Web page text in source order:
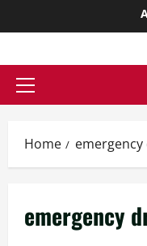
Home
emergency